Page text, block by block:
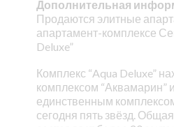
Дополнительная
Продаются элитные
апартамент-комплексе
Deluxe”
Комплекс “Aqua Deluxe”
комплексом “Аквамарин”
единственным
сегодня пять звёзд.